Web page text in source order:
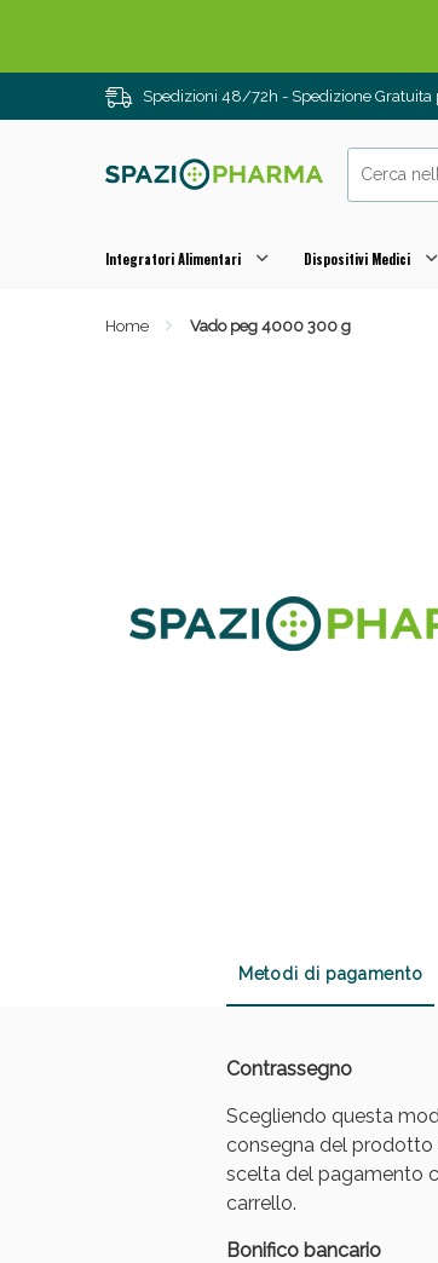
Spedizioni 48/72h - Spedizione
Integratori Alimentari Dispositivi Medici
Home Vado peg 4000 300 g
Metodi di pagamento
Contrassegno
Scegliendo questa
consegna del prodotto
scelta del pagamento
carrello.
Bonifico bancario